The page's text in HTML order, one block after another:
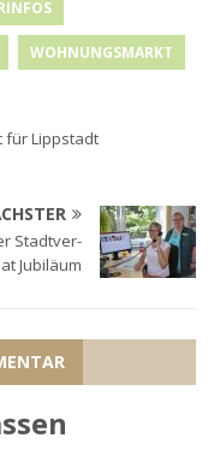
WOHNUNGSMARKT
für Lippstadt
Stadtver-
Jubiläum